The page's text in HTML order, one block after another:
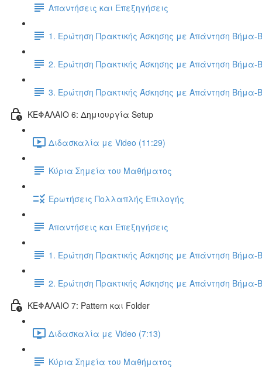
Απαντήσεις και Επεξηγήσεις
1. Ερώτηση Πρακτικής Άσκησης με Απάντηση Βήμα-
2. Ερώτηση Πρακτικής Άσκησης με Απάντηση Βήμα-
3. Ερώτηση Πρακτικής Άσκησης με Απάντηση Βήμα-
ΚΕΦΑΛΑΙΟ 6: Δημιουργία Setup
Διδασκαλία με Video (11:29)
Κύρια Σημεία του Μαθήματος
Ερωτήσεις Πολλαπλής Επιλογής
Απαντήσεις και Επεξηγήσεις
1. Ερώτηση Πρακτικής Άσκησης με Απάντηση Βήμα-
2. Ερώτηση Πρακτικής Άσκησης με Απάντηση Βήμα-
ΚΕΦΑΛΑΙΟ 7: Pattern και Folder
Διδασκαλία με Video (7:13)
Κύρια Σημεία του Μαθήματος